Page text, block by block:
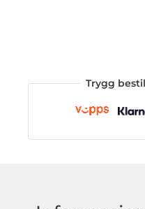
Trygg